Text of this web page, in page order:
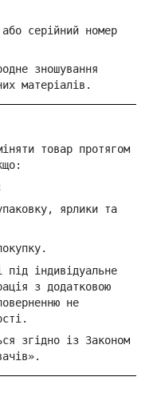
серійний номер
зношування
матеріалів.
товар протягом
ярлики та
під індивідуальне
з додатковою
не
згідно із Законом